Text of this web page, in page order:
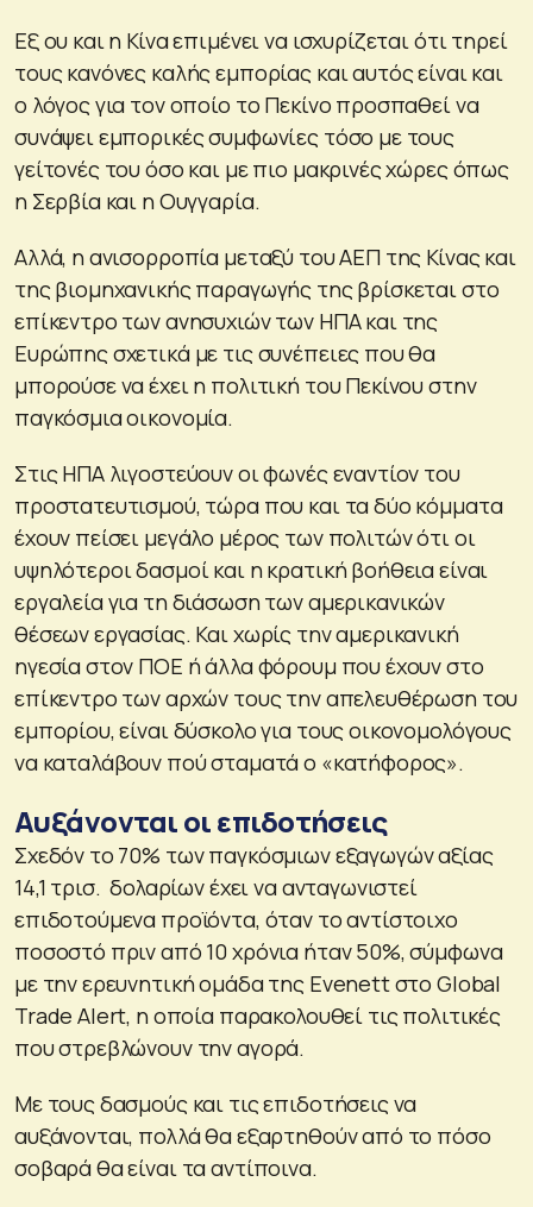
Εξ ου και η Κίνα επιμένει να ισχυρίζεται ότι τηρεί
τους κανόνες καλής εμπορίας και αυτός είναι και
ο λόγος για τον οποίο το Πεκίνο προσπαθεί να
συνάψει εμπορικές συμφωνίες τόσο με τους
γείτονές του όσο και με πιο μακρινές χώρες όπως
η Σερβία και η Ουγγαρία.
Αλλά, η ανισορροπία μεταξύ του ΑΕΠ της Κίνας και
της βιομηχανικής παραγωγής της βρίσκεται στο
επίκεντρο των ανησυχιών των ΗΠΑ και της
Ευρώπης σχετικά με τις συνέπειες που θα
μπορούσε να έχει η πολιτική του Πεκίνου στην
παγκόσμια οικονομία.
Στις ΗΠΑ λιγοστεύουν οι φωνές εναντίον του
προστατευτισμού, τώρα που και τα δύο κόμματα
έχουν πείσει μεγάλο μέρος των πολιτών ότι οι
υψηλότεροι δασμοί και η κρατική βοήθεια είναι
εργαλεία για τη διάσωση των αμερικανικών
θέσεων εργασίας. Και χωρίς την αμερικανική
ηγεσία στον ΠΟΕ ή άλλα φόρουμ που έχουν στο
επίκεντρο των αρχών τους την απελευθέρωση του
εμπορίου, είναι δύσκολο για τους οικονομολόγους
να καταλάβουν πού σταματά ο «κατήφορος».
Αυξάνονται οι επιδοτήσεις
Σχεδόν το 70% των παγκόσμιων εξαγωγών αξίας
14,1 τρισ. δολαρίων έχει να ανταγωνιστεί
επιδοτούμενα προϊόντα, όταν το αντίστοιχο
ποσοστό πριν από 10 χρόνια ήταν 50%, σύμφωνα
με την ερευνητική ομάδα της Evenett στο Global
Trade Alert, η οποία παρακολουθεί τις πολιτικές
που στρεβλώνουν την αγορά.
Με τους δασμούς και τις επιδοτήσεις να
αυξάνονται, πολλά θα εξαρτηθούν από το πόσο
σοβαρά θα είναι τα αντίποινα.